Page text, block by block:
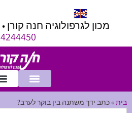
מכון לגרפולוגיה חנה קורן •
4244450
בית »כתב ידך משתנה בין בוקר לערב?